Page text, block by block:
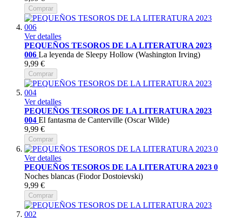
Comprar
Ver detalles
PEQUEÑOS TESOROS DE LA LITERATURA 2023
006 La leyenda de Sleepy Hollow (Washington Irving)
9,99 €
Comprar
Ver detalles
PEQUEÑOS TESOROS DE LA LITERATURA 2023
004 El fantasma de Canterville (Oscar Wilde)
9,99 €
Comprar
Ver detalles
PEQUEÑOS TESOROS DE LA LITERATURA 2023 0
Noches blancas (Fiodor Dostoievski)
9,99 €
Comprar